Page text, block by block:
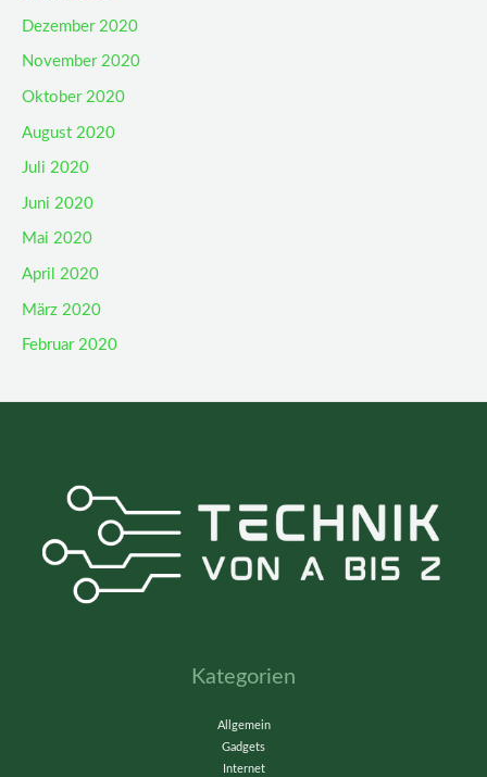
Dezember 2020
November 2020
Oktober 2020
August 2020
Juli 2020
Juni 2020
Mai 2020
April 2020
März 2020
Februar 2020
Kategorien
Allgemein
Gadgets
Internet